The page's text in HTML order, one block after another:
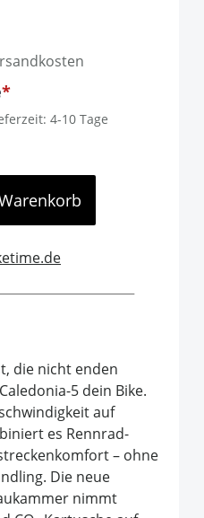
one of the available
4-10 Tage
die nicht enden
5 dein Bike.
auf
es Rennrad-
– ohne
Die neue
nimmt